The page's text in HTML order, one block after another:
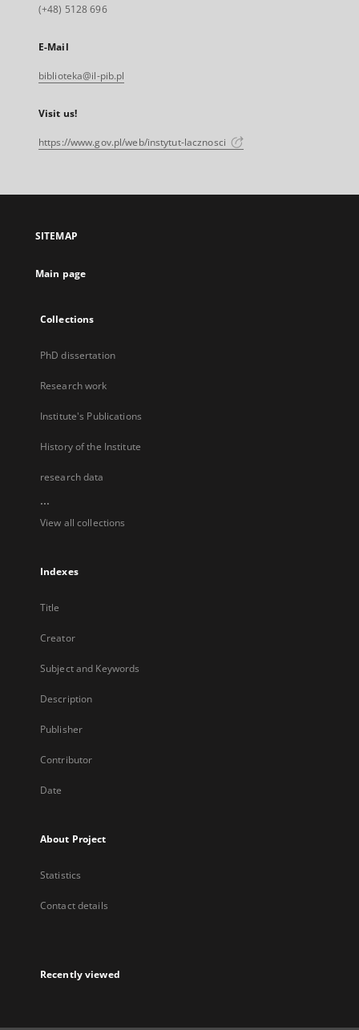
(+48) 5128 696
E-Mail
biblioteka@il-pib.pl
Visit us!
https://www.gov.pl/web/instytut-lacznosci
SITEMAP
Main page
Collections
PhD dissertation
Research work
Institute's Publications
History of the Institute
research data
...
View all collections
Indexes
Title
Creator
Subject and Keywords
Description
Publisher
Contributor
Date
About Project
Statistics
Contact details
Recently viewed